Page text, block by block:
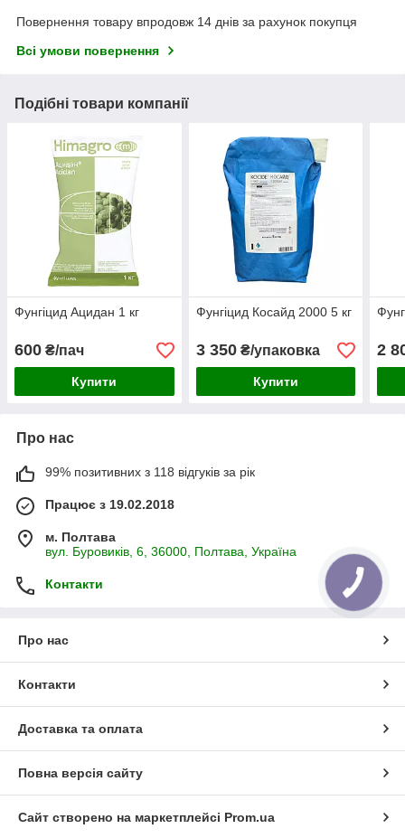
Повернення товару впродовж 14 днів за рахунок покупця
Всі умови повернення
Подібні товари компанії
Фунгіцид Ацидан 1 кг
600 ₴/пач
Купити
Фунгіцид Косайд 2000 5 кг
3 350₴/упаковка
Купити
2
Про нас
99% позитивних з 118 відгуків за рік
Працює з 19.02.2018
м. Полтава
вул. Буровиків, 6, 36000, Полтава, Україна
Контакти
Про нас
Контакти
Доставка та оплата
Повна версія сайту
Сайт створено на маркетплейсі Prom.ua